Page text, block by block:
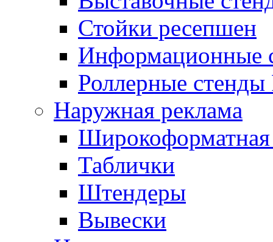
Стойки ресепшен
Информационные
Роллерные
Наружная реклама
Широкоформатная
Таблички
Штендеры
Вывески